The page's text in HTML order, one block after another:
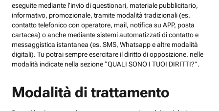
eseguite mediante l’invio di questionari, materiale pubblicitario,
informativo, promozionale, tramite modalità tradizionali (es.
contatto telefonico con operatore, mail, notifica su APP, posta
cartacea) o anche mediante sistemi automatizzati di contatto e
messaggistica istantanea (es. SMS, Whatsapp e altre modalità
digitali). Tu potrai sempre esercitare il diritto di opposizione, nelle
modalità indicate nella sezione “QUALI SONO I TUOI DIRITTI?”.
Modalità di trattamento